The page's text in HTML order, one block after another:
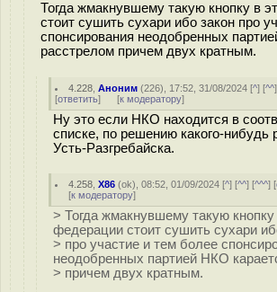
Тогда жмакнувшему такую кнопку в
стоит сушить сухари ибо закон про
спонсирования неодобренных
расстрелом причем двух кратным.
4.228 ,Аноним (226), 17:52, 31/08/2024 [^] [^^
[ответить] [к модератору]
Ну это если НКО находится в
списке, по решению какого-нибудь
Усть-Разгребайска.
4.258 ,X86 (ok), 08:52, 01/09/2024 [^] [^^] [^^^] [
[к модератору]
> Тогда жмакнувшему такую кнопку
федерации стоит сушить сухари
> про участие и тем более
неодобренных партией НКО
> причем двух кратным.